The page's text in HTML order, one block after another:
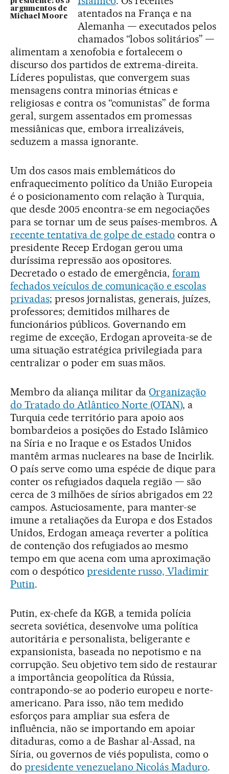
argumentos de
Michael Moore
atentados na França e na
Alemanha — executados pelos
chamados “lobos solitários” —
alimentam a xenofobia e fortalecem o
discurso dos partidos de extrema-direita.
Líderes populistas, que convergem suas
mensagens contra minorias étnicas e
religiosas e contra os “comunistas” de forma
geral, surgem assentados em promessas
messiânicas que, embora irrealizáveis,
seduzem a massa ignorante.
Um dos casos mais emblemáticos do
enfraquecimento político da União Europeia
é o posicionamento com relação à Turquia,
que desde 2005 encontra-se em negociações
para se tornar um de seus países-membros. A
recente tentativa de golpe de estado contra o
presidente Recep Erdogan gerou uma
duríssima repressão aos opositores.
Decretado o estado de emergência,foram
fechados veículos de comunicação e escolas
privadas; presos jornalistas, generais, juízes,
professores; demitidos milhares de
funcionários públicos. Governando em
regime de exceção, Erdogan aproveita-se de
uma situação estratégica privilegiada para
centralizar o poder em suas mãos.
Membro da aliança militar da Organização
do Tratado do Atlântico Norte (OTAN), a
Turquia cede território para apoio aos
bombardeios a posições do Estado Islâmico
na Síria e no Iraque e os Estados Unidos
mantêm armas nucleares na base de Incirlik.
O país serve como uma espécie de dique para
conter os refugiados daquela região — são
cerca de 3 milhões de sírios abrigados em 22
campos. Astuciosamente, para manter-se
imune a retaliações da Europa e dos Estados
Unidos, Erdogan ameaça reverter a política
de contenção dos refugiados ao mesmo
tempo em que acena com uma aproximação
com o despótico presidente russo, Vladimir
Putin.
Putin, ex-chefe da KGB, a temida polícia
secreta soviética, desenvolve uma política
autoritária e personalista, beligerante e
expansionista, baseada no nepotismo e na
corrupção. Seu objetivo tem sido de restaurar
a importância geopolítica da Rússia,
contrapondo-se ao poderio europeu e norte-
americano. Para isso, não tem medido
esforços para ampliar sua esfera de
influência, não se importando em apoiar
ditaduras, como a de Bashar al-Assad, na
Síria, ou governos de viés populista, como o
do presidente venezuelano Nicolás Maduro.